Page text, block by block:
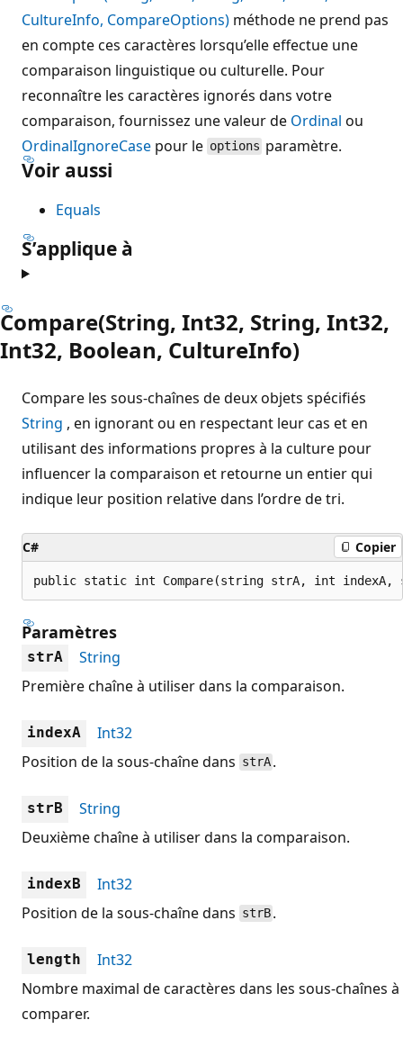
CultureInfo, CompareOptions) méthode ne prend pas
en compte ces caractères lorsqu’elle effectue une
comparaison linguistique ou culturelle. Pour
reconnaître les caractères ignorés dans votre
comparaison, fournissez une valeur de Ordinal ou
OrdinalIgnoreCase pour le options paramètre.
Voir aussi
Equals
S’applique à
Compare(String, Int32, String, Int32,
Int32, Boolean, CultureInfo)
Compare les sous-chaînes de deux objets spécifiés
String , en ignorant ou en respectant leur cas et en
utilisant des informations propres à la culture pour
influencer la comparaison et retourne un entier qui
indique leur position relative dans l’ordre de tri.
C# Copier
public static int Compare(string strA, int indexA,
Paramètres
strA
String
Première chaîne à utiliser dans la comparaison.
indexA
Int32
Position de la sous-chaîne dans strA .
strB
String
Deuxième chaîne à utiliser dans la comparaison.
indexB
Int32
Position de la sous-chaîne dans strB .
length
Int32
Nombre maximal de caractères dans les sous-chaînes à
comparer.